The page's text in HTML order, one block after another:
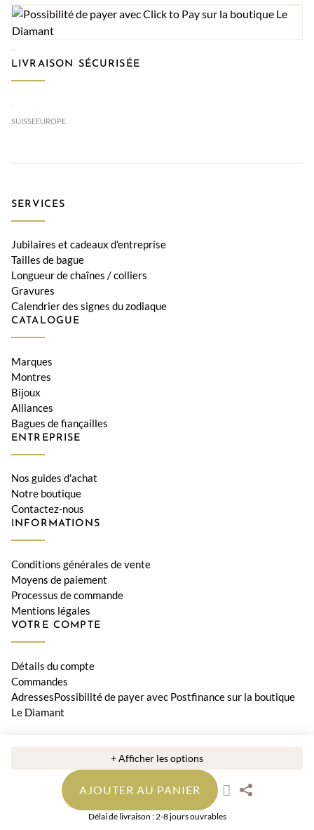
+ Afficher les options
AJOUTER AU PANIER
Délai de livraison : 2-8 jours ouvrables
LIVRAISON SÉCURISÉE
SUISSEEUROPE
SERVICES
Jubilaires et cadeaux d'entreprise
Tailles de bague
Longueur de chaînes / colliers
Gravures
Calendrier des signes du zodiaque
CATALOGUE
Marques
Montres
Bijoux
Alliances
Bagues de fiançailles
ENTREPRISE
Nos guides d'achat
Notre boutique
Contactez-nous
INFORMATIONS
Conditions générales de vente
Moyens de paiement
Processus de commande
Mentions légales
VOTRE COMPTE
Détails du compte
Commandes
AdressesPossibilité de payer avec Postfinance sur la boutique
Le Diamant